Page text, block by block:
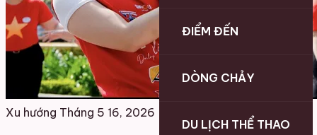
ĐIỂM ĐẾN
DÒNG CHẢY
DU LỊCH THỂ THAO
Xu hướng Tháng 5 16, 2026